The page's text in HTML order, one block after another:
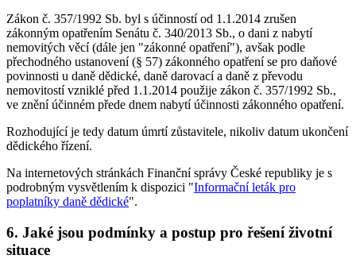
Zákon č. 357/1992 Sb. byl s účinností od 1.1.2014 zrušen
zákonným opatřením Senátu č. 340/2013 Sb., o dani z nabytí
nemovitých věcí (dále jen "zákonné opatření"), avšak podle
přechodného ustanovení (§ 57) zákonného opatření se pro daňové
povinnosti u daně dědické, daně darovací a daně z převodu
nemovitostí vzniklé před 1.1.2014 použije zákon č. 357/1992 Sb.,
ve znění účinném přede dnem nabytí účinnosti zákonného opatření.
Rozhodující je tedy datum úmrtí zůstavitele, nikoliv datum ukončení
dědického řízení.
Na internetových stránkách Finanční správy České republiky je s
podrobným vysvětlením k dispozici "Informační leták pro
poplatníky daně dědické".
6. Jaké jsou podmínky a postup pro řešení životní
situace